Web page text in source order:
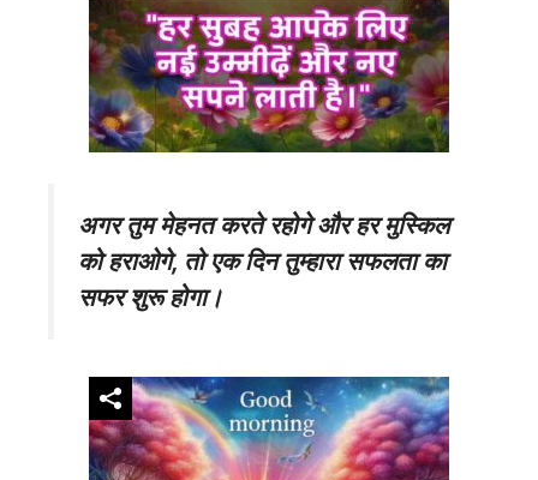
अगर तुम मेहनत करते रहोगे और हर मुस्किल
को हराओगे, तो एक दिन तुम्हारा सफलता का
सफर शुरू होगा।